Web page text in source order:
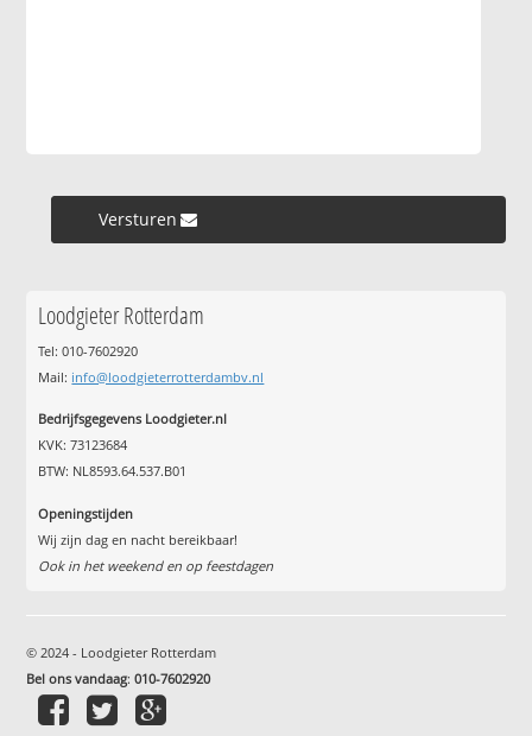
Versturen »
Loodgieter Rotterdam
Tel: 010-7602920
Mail: info@loodgieterrotterdambv.nl
Bedrijfsgegevens Loodgieter.nl
KVK: 73123684
BTW: NL8593.64.537.B01
Openingstijden
Wij zijn dag en nacht bereikbaar!
Ook in het weekend en op feestdagen
© 2024 - Loodgieter Rotterdam
Bel ons vandaag:010-7602920